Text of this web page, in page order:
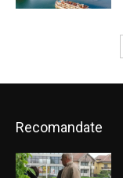
Recomandate